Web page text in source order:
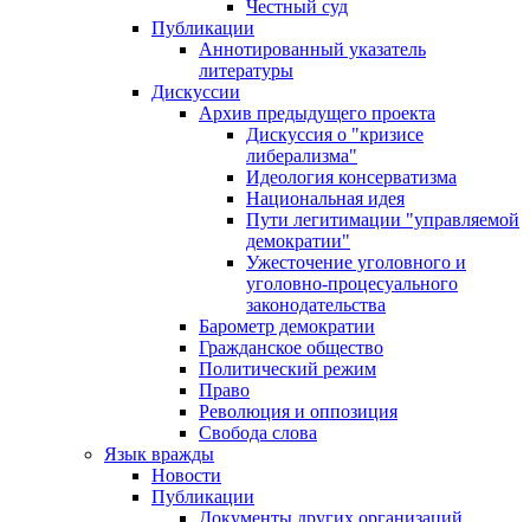
Честный суд
Публикации
Аннотированный указатель
литературы
Дискуссии
Архив предыдущего проекта
Дискуссия о "кризисе
либерализма"
Идеология консерватизма
Национальная идея
Пути легитимации "управляемой
демократии"
Ужесточение уголовного и
уголовно-процесуального
законодательства
Барометр демократии
Гражданское общество
Политический режим
Право
Революция и оппозиция
Свобода слова
Язык вражды
Новости
Публикации